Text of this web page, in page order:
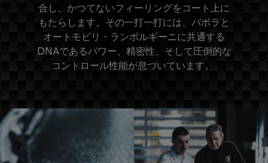
合し、かつてないフィーリングをコート上に
もたらします。その一打一打には、バボラと
オートモビリ・ランボルギーニに共通する
DNAであるパワー、精密性、そして圧倒的な
コントロール性能が息づいています。